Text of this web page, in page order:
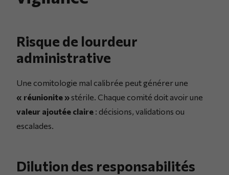
Risque de lourdeur
administrative
Une comitologie mal calibrée peut générer une
« réunionite » stérile. Chaque comité doit avoir une
valeur ajoutée claire : décisions, validations ou
escalades.
Dilution des responsabilités